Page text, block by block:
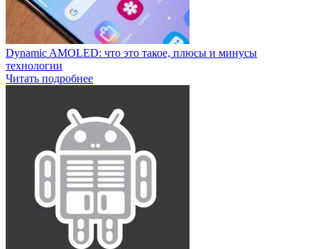
Dynamic AMOLED: что это такое, плюсы и минусы
технологии
Читать подробнее